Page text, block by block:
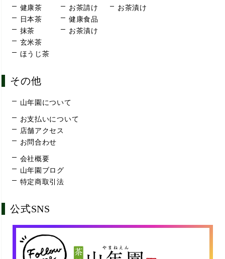
健康茶
日本茶
抹茶
玄米茶
ほうじ茶
お茶請け
健康食品
お茶漬け
お茶漬け
その他
山年園について
お支払いについて
店舗アクセス
お問合わせ
会社概要
山年園ブログ
特定商取引法
公式SNS